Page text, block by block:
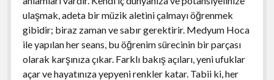
ulaşmak, adeta bir müzik aletini çalmayı öğrenmek
gibidir; biraz zaman ve sabır gerektirir. Medyum Hoca
ile yapılan her seans, bu öğrenim sürecinin bir parçası
olarak karşınıza çıkar. Farklı bakış açıları, yeni ufuklar
açar ve hayatınıza yepyeni renkler katar. Tabii ki, her